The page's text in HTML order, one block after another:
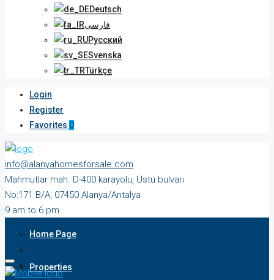
Deutsch
فارسی
Русский
Svenska
Türkçe
Login
Register
Favorites 0
info@alanyahomesforsale.com
Mahmutlar mah. D-400 karayolu, Üstü bulvarı
No:171 B/A, 07450 Alanya/Antalya
9 am to 6 pm
Home Page
Properties